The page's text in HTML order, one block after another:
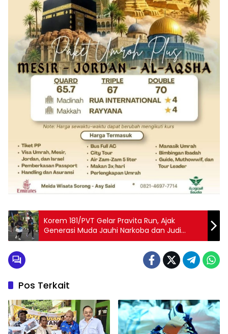
Korem 181/PVT Gelar Pravita Run, Ajak
Generasi Muda Jauhi Narkoba dan Judi
Online
Pos Terkait